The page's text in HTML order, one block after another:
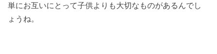
単にお互いにとって子供よりも大切なものがあるんでし
ょうね。